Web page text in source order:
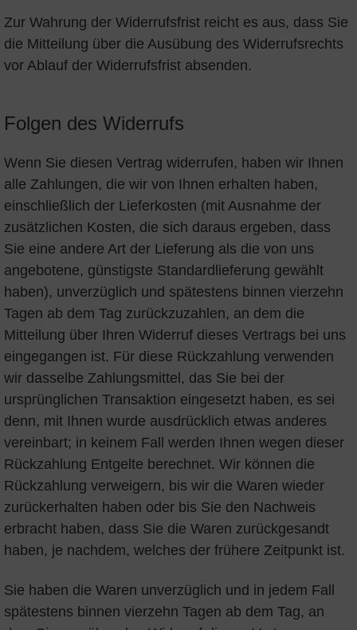
Zur Wahrung der Widerrufsfrist reicht es aus, dass Sie
die Mitteilung über die Ausübung des Widerrufsrechts
vor Ablauf der Widerrufsfrist absenden.
Folgen des Widerrufs
Wenn Sie diesen Vertrag widerrufen, haben wir Ihnen
alle Zahlungen, die wir von Ihnen erhalten haben,
einschließlich der Lieferkosten (mit Ausnahme der
zusätzlichen Kosten, die sich daraus ergeben, dass
Sie eine andere Art der Lieferung als die von uns
angebotene, günstigste Standardlieferung gewählt
haben), unverzüglich und spätestens binnen vierzehn
Tagen ab dem Tag zurückzuzahlen, an dem die
Mitteilung über Ihren Widerruf dieses Vertrags bei uns
eingegangen ist. Für diese Rückzahlung verwenden
wir dasselbe Zahlungsmittel, das Sie bei der
ursprünglichen Transaktion eingesetzt haben, es sei
denn, mit Ihnen wurde ausdrücklich etwas anderes
vereinbart; in keinem Fall werden Ihnen wegen dieser
Rückzahlung Entgelte berechnet. Wir können die
Rückzahlung verweigern, bis wir die Waren wieder
zurückerhalten haben oder bis Sie den Nachweis
erbracht haben, dass Sie die Waren zurückgesandt
haben, je nachdem, welches der frühere Zeitpunkt ist.
Sie haben die Waren unverzüglich und in jedem Fall
spätestens binnen vierzehn Tagen ab dem Tag, an